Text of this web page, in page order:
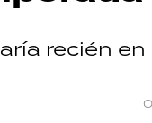
recién